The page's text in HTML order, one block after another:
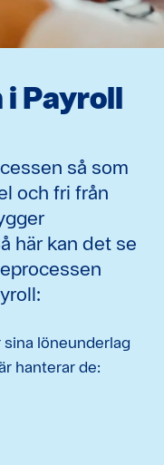
i Payroll
så som
och fri från
här kan det se
sina löneunderlag
hanterar de: